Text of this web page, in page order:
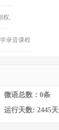
权,
录音课程
微语总数：0条
运行天数: 2445天